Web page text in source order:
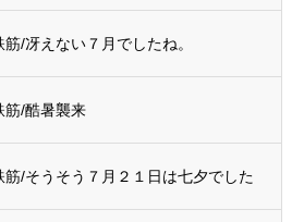
筋/冴えない７月でしたね。
筋/酷暑襲来
筋/そうそう７月２１日は七夕でした